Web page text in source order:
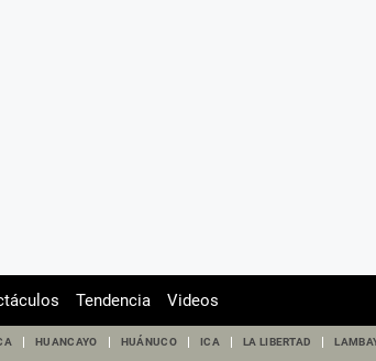
Tendencia Videos
HUANCAYO HUÁNUCO ICA LA LIBERTAD